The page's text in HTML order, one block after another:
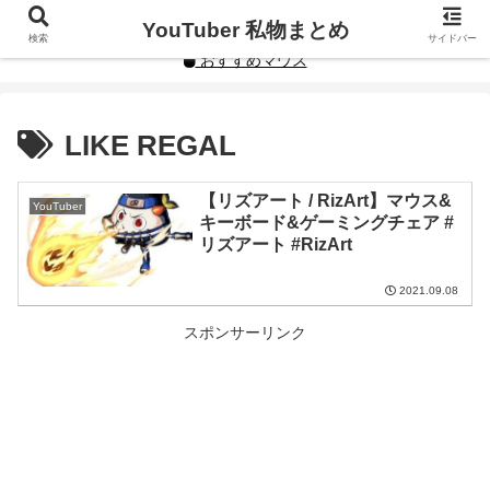
YouTuberや人気インフルエンサーの私物まとめです。
おすすめマウス
LIKE REGAL
YouTuber
【リズアート / RizArt】マウス&
キーボード&ゲーミングチェア #
リズアート #RizArt
2021.09.08
スポンサーリンク
検索 YouTuber 私物まとめ サイドバー